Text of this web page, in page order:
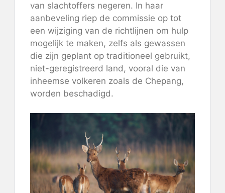
van slachtoffers negeren. In haar
aanbeveling riep de commissie op tot
een wijziging van de richtlijnen om hulp
mogelijk te maken, zelfs als gewassen
die zijn geplant op traditioneel gebruikt,
niet-geregistreerd land, vooral die van
inheemse volkeren zoals de Chepang,
worden beschadigd.